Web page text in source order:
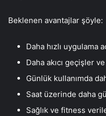
Beklenen avantajlar şöyle:
Daha hızlı uygulama
Daha akıcı geçişler
Günlük kullanımda
Saat üzerinde daha
Sağlık ve fitness